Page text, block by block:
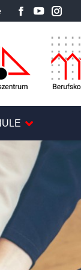
Facebook
YouTube